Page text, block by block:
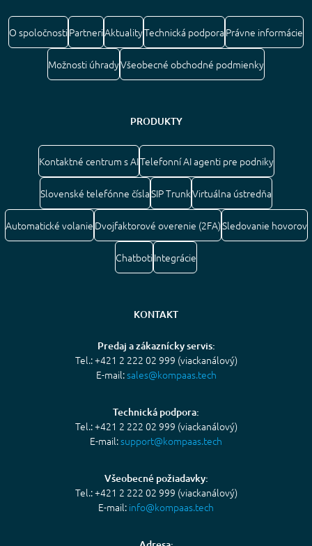
O spoločnostiPartneriAktualityTechnická podpora Právne informácie
Možnosti úhradyVšeobecné obchodné podmienky
PRODUKTY
Kontaktné centrum s AITelefonní AI agenti pre podniky
Slovenské telefónne číslaSIP TrunkVirtuálna ústredňa
Automatické volanie Dvojfaktorové overenie (2FA)Sledovanie hovorov
ChatbotiIntegrácie
KONTAKT
Predaj a zákaznícky servis:
Tel.: +421 2 222 02 999 (viackanálový)
E-mail:sales@kompaas.tech
Technická podpora:
Tel.: +421 2 222 02 999 (viackanálový)
E-mail:support@kompaas.tech
Všeobecné požiadavky:
Tel.: +421 2 222 02 999 (viackanálový)
E-mail: info@kompaas.tech